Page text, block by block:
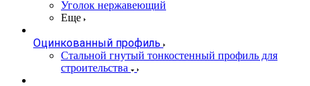
Уголок нержавеющий
Еще
Оцинкованный профиль
Стальной гнутый тонкостенный профиль для
строительства